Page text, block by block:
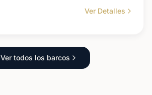
Ver Detalles
Ver todos los barcos